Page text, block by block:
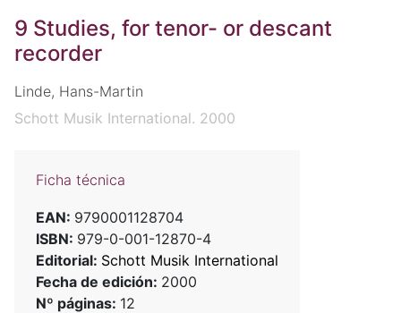
9 Studies, for tenor- or descant
recorder
Linde, Hans-Martin
Schott Musik International. 2000
Ficha técnica
EAN: 9790001128704
ISBN: 979-0-001-12870-4
Editorial: Schott Musik International
Fecha de edición: 2000
Nº páginas: 12